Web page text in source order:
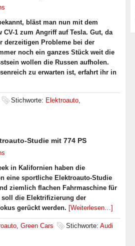
bläst man nun mit dem
1 zum Angriff auf Tesla. Gut, da
derzeitigen Probleme bei der
noch ein ganzes Stück weit die
wollen die Russen aufholen.
zu erwarten ist, erfahrt ihr in
Stichworte: Elektroauto,
Studie mit 774 PS
in Kalifornien haben die
eine sportliche Elektroauto-Studie
ziemlich flachen Fahrmaschine für
soll die Elektrifizierung der
gerückt werden. [Weiterlesen…]
, Green Cars Stichworte: Audi